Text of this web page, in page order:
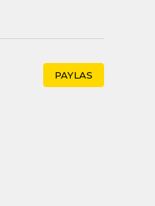
PAYLAS